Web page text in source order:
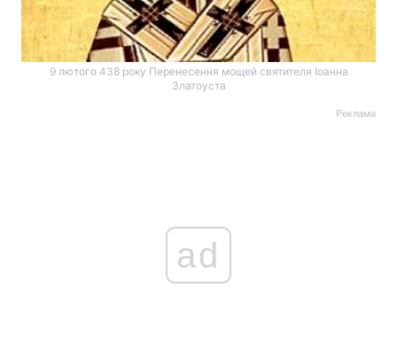
9 лютого 438 року Перенесення мощей святителя Іоанна
Златоуста
Реклама
ad